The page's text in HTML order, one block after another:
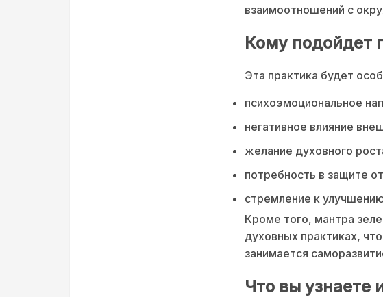
взаимоотношений с
Кому подойдет
Эта практика будет
психоэмоциональное
негативное влияние
желание духовного
потребность в защите
стремление к
Кроме того, мантра
духовных практиках,
занимается
Что вы узнаете